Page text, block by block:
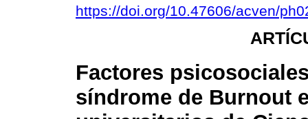
https://doi.org/10.47606/acven/
Factores
síndrome de Burnout